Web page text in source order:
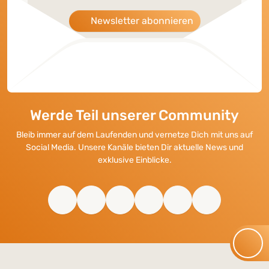
Newsletter abonnieren
Werde Teil unserer Community
Bleib immer auf dem Laufenden und vernetze Dich mit uns auf
Social Media. Unsere Kanäle bieten Dir aktuelle News und
exklusive Einblicke.